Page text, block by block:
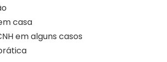
casa
em alguns casos